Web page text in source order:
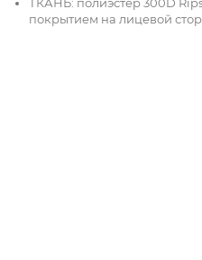
покрытием на лицевой